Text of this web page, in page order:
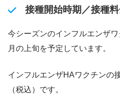
接種開始時期／接種
今シーズンのインフルエンザ
月の上旬を予定しています。
インフルエンザHAワクチンの
（税込）です。